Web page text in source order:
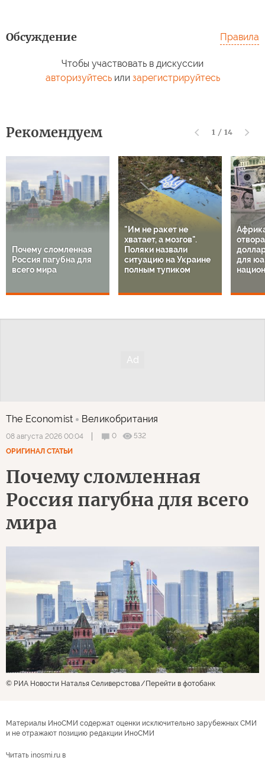
Обсуждение Правила
Чтобы участвовать в дискуссии
авторизуйтесьили зарегистрируйтесь
Рекомендуем 1 / 14
Почему сломленная
Россия пагубна для
всего мира
"Им не ракет не
хватает, а мозгов".
Поляки назвали
ситуацию на Украине
полным тупиком
для
The Economist Великобритания
08 августа 2026 00:04 0
532
ОРИГИНАЛ СТАТЬИ
Почему сломленная
Россия пагубна для всего
мира
© РИА Новости Наталья Селиверстова Перейти в фотобанк
Материалы ИноСМИ содержат оценки исключительно зарубежных СМИ
и не отражают позицию редакции ИноСМИ
Читать inosmi.ru в